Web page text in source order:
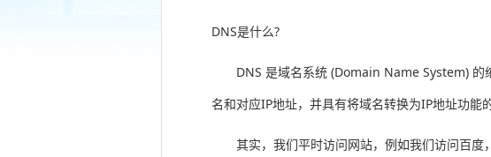
DNS是什么?
DNS 是域名系统 (Domain Name System) 的
名和对应IP地址，并具有将域名转换为IP地址功能
其实，我们平时访问网站，例如我们访问百度